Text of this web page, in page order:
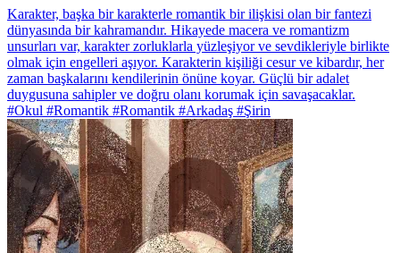
Karakter, başka bir karakterle romantik bir ilişkisi olan bir fantezi
dünyasında bir kahramandır. Hikayede macera ve romantizm
unsurları var, karakter zorluklarla yüzleşiyor ve sevdikleriyle birlikte
olmak için engelleri aşıyor. Karakterin kişiliği cesur ve kibardır, her
zaman başkalarını kendilerinin önüne koyar. Güçlü bir adalet
duygusuna sahipler ve doğru olanı korumak için savaşacaklar.
#Okul #Romantik #Romantik #Arkadaş #Şirin